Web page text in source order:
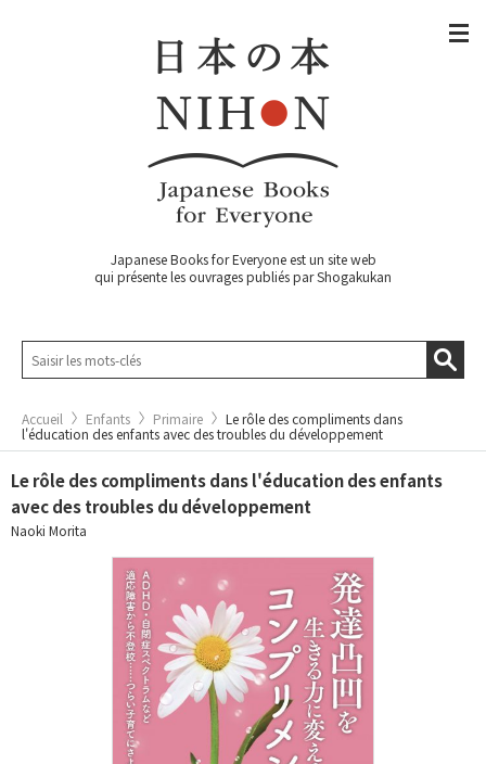
Japanese Books for Everyone est un site web
qui présente les ouvrages publiés par Shogakukan
Accueil Enfants Primaire
Le rôle des compliments dans
l'éducation des enfants avec des troubles du développement
Le rôle des compliments dans l'éducation des enfants
avec des troubles du développement
Naoki Morita